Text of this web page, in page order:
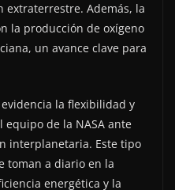
extraterrestre. Además, la
la producción de oxígeno
un avance clave para
la flexibilidad y
de la NASA ante
interplanetaria. Este tipo
toman a diario en la
energética y la